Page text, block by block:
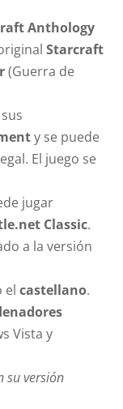
Anthology
Starcraft
(Guerra de
y se puede
El juego se
jugar
Classic.
a la versión
elcastellano.
Vista y
su versión